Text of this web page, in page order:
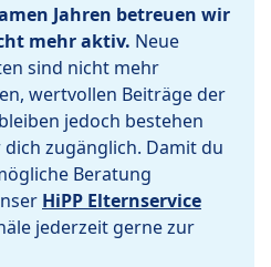
Jahren betreuen wir
mehr aktiv. Neue
sind nicht mehr
wertvollen Beiträge der
jedoch bestehen
zugänglich. Damit du
Beratung
HiPP Elternservice
jederzeit gerne zur